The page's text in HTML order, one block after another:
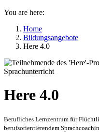
You are here:
Home
Bildungsangebote
Here 4.0
Here 4.0
Berufliches Lernzentrum für
berufsorientierendem